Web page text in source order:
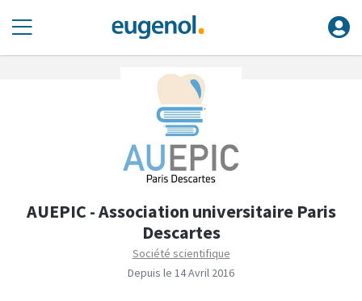
AUEPIC - Association universitaire Paris
Descartes
Société scientifique
Depuis le 14 Avril 2016